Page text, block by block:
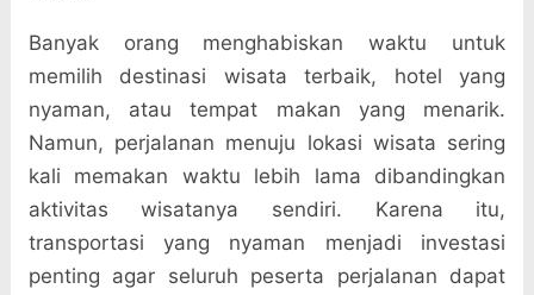
Banyak orang menghabiskan waktu untuk
memilih destinasi wisata terbaik, hotel yang
nyaman, atau tempat makan yang menarik.
Namun, perjalanan menuju lokasi wisata sering
kali memakan waktu lebih lama dibandingkan
aktivitas wisatanya sendiri. Karena itu,
transportasi yang nyaman menjadi investasi
penting agar seluruh peserta perjalanan dapat